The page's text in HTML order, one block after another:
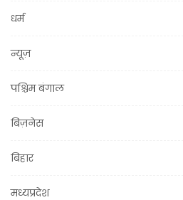
धर्म
न्यूज़
पश्चिम बंगाल
बिज़नेस
बिहार
मध्यप्रदेश